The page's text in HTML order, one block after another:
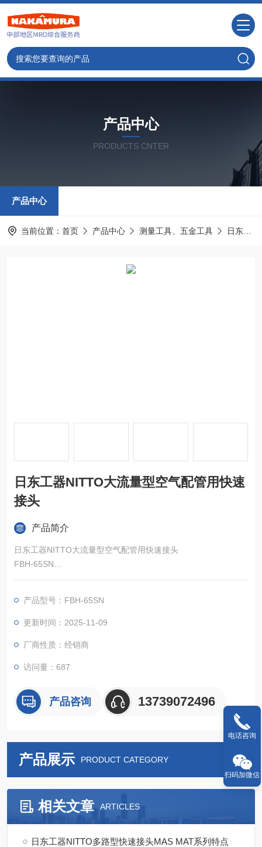
产品中心
PRODUCTS CNTER
产品中心
当前位置： 首页 产品中心 测量工具、五金工具 日东工器NITTO
日东工器NITTO大流量型空气配管用快速
接头
产品简介
日东工器NITTO大流量型空气配管用快速接头
FBH-65SN
​阀门装置,实现了低压损、大流量。
产品型号：FBH-65SN
更新时间：2025-11-09
厂商性质：经销商
访问量：687
产品咨询 13739072496
产品展示 PRODUCT CATEGORY
相关文章 ARTICLES
日东工器NITTO多路型快速接头MAS MAT系列特点
电话咨询
扫码加微信